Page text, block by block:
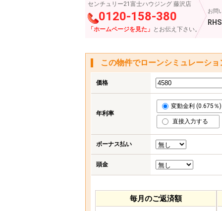
センチュリー21富士ハウジング 藤沢店
0120-158-380
「ホームページを見た」 とお伝え下さい。
お問
この物件でローンシミュレーショ
価格
年利率
変動金利 (0.675％)
直接入力する
ボーナス払い
頭金
毎月のご返済額